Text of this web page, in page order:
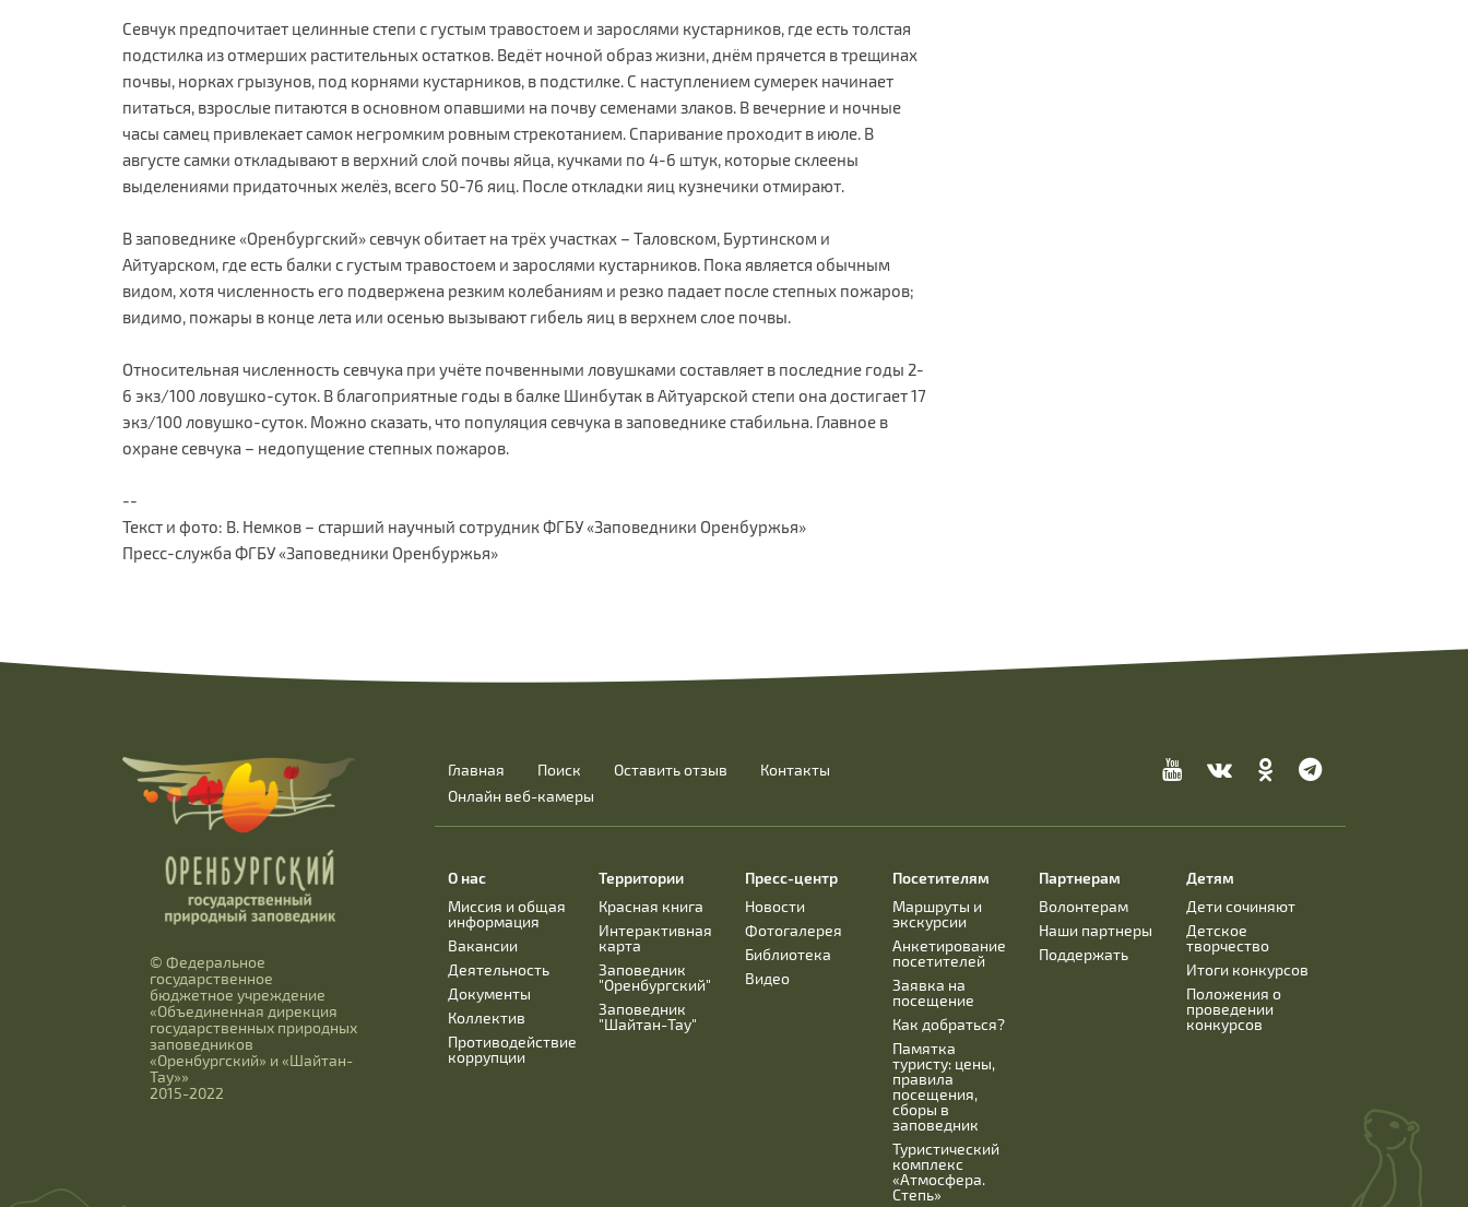
Севчук предпочитает целинные степи с густым травостоем и зарослями кустарников, где есть толстая
подстилка из отмерших растительных остатков. Ведёт ночной образ жизни, днём прячется в трещинах
почвы, норках грызунов, под корнями кустарников, в подстилке. С наступлением сумерек начинает
питаться, взрослые питаются в основном опавшими на почву семенами злаков. В вечерние и ночные
часы самец привлекает самок негромким ровным стрекотанием. Спаривание проходит в июле. В
августе самки откладывают в верхний слой почвы яйца, кучками по 4-6 штук, которые склеены
выделениями придаточных желёз, всего 50-76 яиц. После откладки яиц кузнечики отмирают.
В заповеднике «Оренбургский» севчук обитает на трёх участках – Таловском, Буртинском и
Айтуарском, где есть балки с густым травостоем и зарослями кустарников. Пока является обычным
видом, хотя численность его подвержена резким колебаниям и резко падает после степных пожаров;
видимо, пожары в конце лета или осенью вызывают гибель яиц в верхнем слое почвы.
Относительная численность севчука при учёте почвенными ловушками составляет в последние годы 2-
6 экз/100 ловушко-суток. В благоприятные годы в балке Шинбутак в Айтуарской степи она достигает 17
экз/100 ловушко-суток. Можно сказать, что популяция севчука в заповеднике стабильна. Главное в
охране севчука – недопущение степных пожаров.
--
Текст и фото: В. Немков – старший научный сотрудник ФГБУ «Заповедники Оренбуржья»
Пресс-служба ФГБУ «Заповедники Оренбуржья»
© Федеральное
государственное
бюджетное учреждение
«Объединенная дирекция
государственных природных
заповедников
«Оренбургский» и «Шайтан-
Тау»»
2015-2022
Главная Поиск Оставить отзыв
Контакты
Онлайн веб-камеры
О нас
Миссия и общая
информация
Вакансии
Деятельность
Документы
Коллектив
Противодействие
коррупции
Территории
Красная книга
Интерактивная
карта
Заповедник
"Оренбургский"
Заповедник
"Шайтан-Тау"
Пресс-центр
Новости
Фотогалерея
Библиотека
Видео
Посетителям
Маршруты и
экскурсии
Анкетирование
посетителей
Заявка на
посещение
Как добраться?
Памятка
туристу: цены,
правила
посещения,
сборы в
заповедник
Туристический
комплекс
«Атмосфера.
Степь»
Партнерам
Волонтерам
Наши партнеры
Поддержать
Детям
Дети сочиняют
Детское
творчество
Итоги конкурсов
Положения о
проведении
конкурсов